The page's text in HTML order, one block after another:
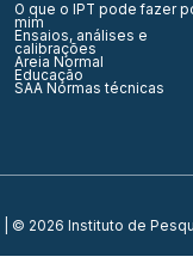
O que o IPT pode fazer
mim
Ensaios, análises e
calibrações
Areia Normal
Educação
SAA Normas técnicas
| © 2026 Instituto de